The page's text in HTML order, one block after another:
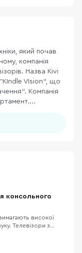
який почав
компанія
Назва Kivi
VІsion”, що
Компанія
консольного
високої
Телевізори з
і